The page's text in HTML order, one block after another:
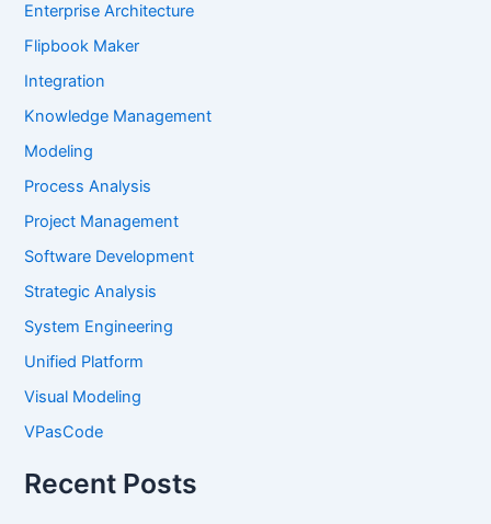
Enterprise Architecture
Flipbook Maker
Integration
Knowledge Management
Modeling
Process Analysis
Project Management
Software Development
Strategic Analysis
System Engineering
Unified Platform
Visual Modeling
VPasCode
Recent Posts